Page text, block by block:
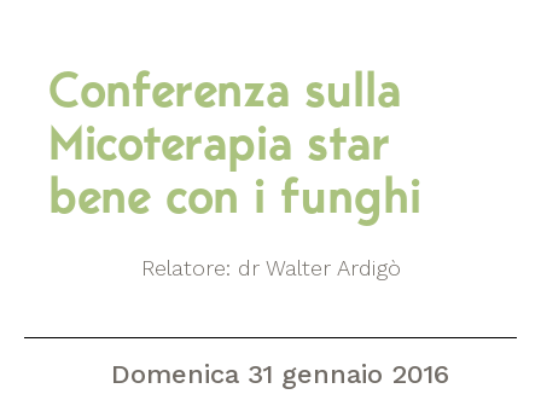
Conferenza sulla
Micoterapia star
bene con i funghi
Relatore: dr Walter Ardigò
Domenica31 gennaio 2016